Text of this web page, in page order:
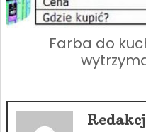
Farba do